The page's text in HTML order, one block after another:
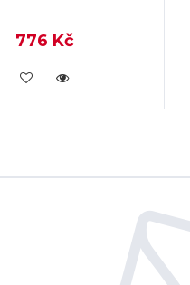
776 Kč
KOUPIT